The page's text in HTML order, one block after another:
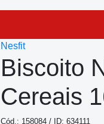
Nesfit
Biscoito
Cereais
Cód.: 158084 / ID: 634111